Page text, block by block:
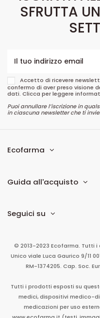
SFRUTTA
Accetto di ricevere
confermo di aver preso visione
dati. Clicca per leggere
Puoi annullare l’iscrizione in
in ciascuna newsletter che ti
Ecofarma
Guida all'acquisto
Seguici su
© 2013-2023 Ecofarma. Tutti i
Unico viale Luca Gaurico 9/11
RM-1374205. Cap. Soc.
Tutti i prodotti esposti su
medici, dispositivi medico-
medicazioni per uso